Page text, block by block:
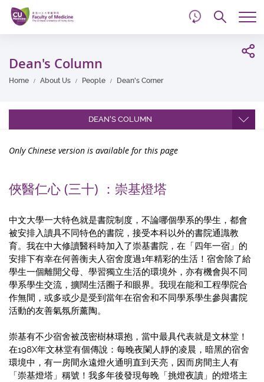
Skip
main
content
Dean's Column
Home About Us People Dean's Corner
DEAN'S COLUMN
Only Chinese version is available for this page
俠醫仁心 (三十) ：崇基燈塔
中文大學一大特色就是書院制度，不論哪個學系的學生，都會
被安排入讀具不同特色的書院，接受本科以外的書院通識教
育。我在中大修讀醫科時加入了崇基書院，在「四年一宿」的
安排下有幸在何善衡夫人宿舍度過1年精彩的生活！宿舍除了給
學生一個離開父母、學習獨立生活的環境外，亦有機會與不同
學系學生交流，擴闊生活圈子和眼界。我現在能和工程學院合
作無間，或多或少是受到當年在宿舍和不同學系學生參與書院
活動的友善氣氛所薰陶。
崇基有不少宿舍被茂密樹林環抱，當中最具代表就是文林堂！
在198X年文林堂有個傳說：每晚夜闌人靜的凌晨，暗黑的宿舍
環境中，有一房間永遠燈火通明直到天亮，因而房間主人有
「崇基燈塔」稱號！我多年後發現每晚「挑燈夜讀」的燈塔主